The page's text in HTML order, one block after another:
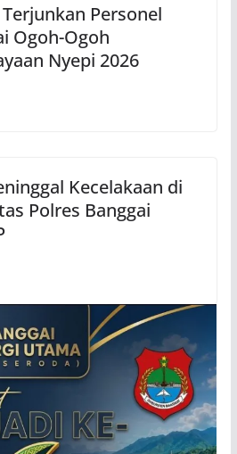
Personel
Ogoh-Ogoh
Nyepi 2026
Kecelakaan di
Polres Banggai